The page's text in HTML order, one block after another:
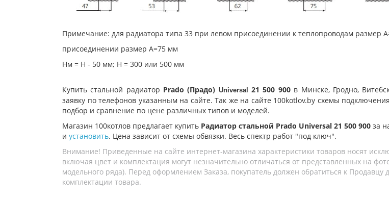
Примечание: для радиатора типа 33 при левом присоединении к теплопроводам размер
присоединении размер А=75 мм
Нм = Н - 50 мм; Н = 300 или 500 мм
Купить стальной радиатор Prado (Прадо) Universal 21 500 900 в Минске, Гродно,
заявку по телефонов указанным на сайте. Так же на сайте 100kotlov.by схемы
подбор и сравнение по цене различных типов и моделей.
Магазин 100котлов предлагает купить Радиатор стальной Prado Universal 21 500 900 за
и установить. Цена зависит от схемы обвязки. Весь спектр работ "под ключ".
Внимание! Приведенные на сайте интернет-магазина характеристики товаров носят
включая цвет и комплектация могут незначительно отличаться от представленных на
модельного ряда). Перед оформлением Заказа, покупатель должен обратиться к Продавцу
комплектации товара.